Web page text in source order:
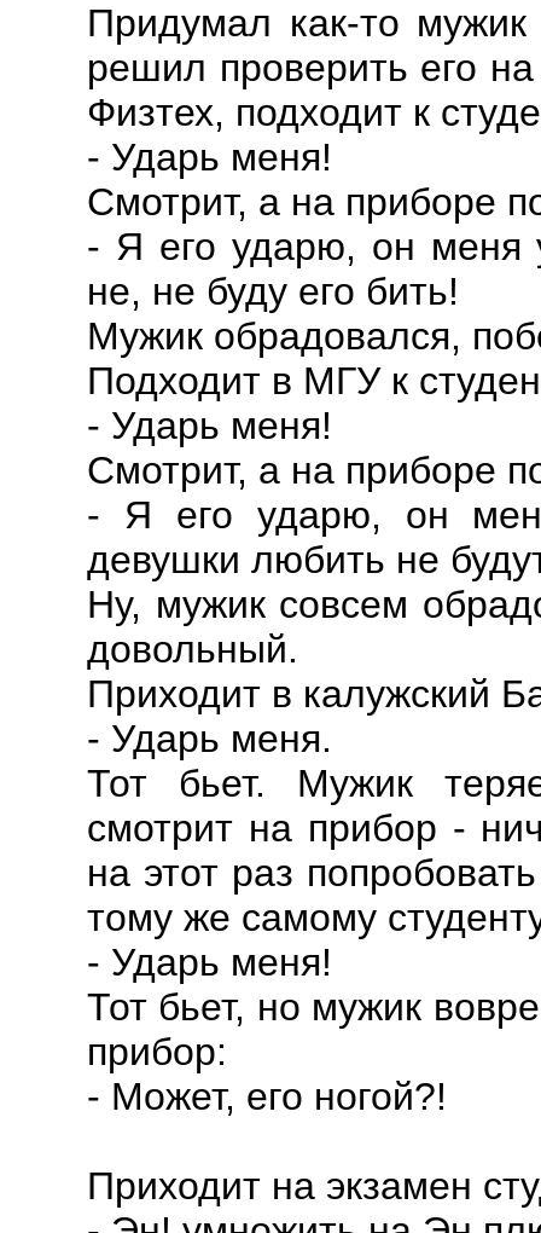
Придумал как-то
решил проверить его
Физтех, подходит к
- Ударь меня!
Смотрит, а на приборе
- Я его ударю, он меня
не, не буду его бить!
Мужик обрадовался,
Подходит в МГУ к
- Ударь меня!
Смотрит, а на приборе
- Я его ударю, он
девушки любить не
Ну, мужик совсем
довольный.
Приходит в калужский
- Ударь меня.
Тот бьет. Мужик
смотрит на прибор -
на этот раз
тому же самому
- Ударь меня!
Тот бьет, но мужик
прибор:
- Может, его ногой?!
Приходит на экзамен